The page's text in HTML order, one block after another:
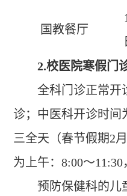
国教餐厅
2.校医院寒假门
全科门诊正常开
诊；中医科开诊时间
三全天（春节假期2月
为上午：8:00～11:30
预防保健科的儿